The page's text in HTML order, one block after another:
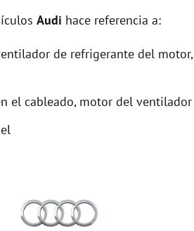
Audi hace referencia a:
de refrigerante del
el cableado, motor del